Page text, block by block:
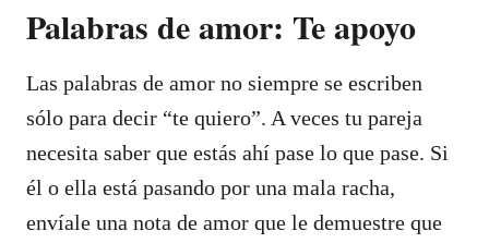
Palabras de amor: Te apoyo
Las palabras de amor no siempre se escriben
sólo para decir “te quiero”. A veces tu pareja
necesita saber que estás ahí pase lo que pase. Si
él o ella está pasando por una mala racha,
envíale una nota de amor que le demuestre que